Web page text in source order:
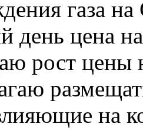
газа
день цена
рост цены
на